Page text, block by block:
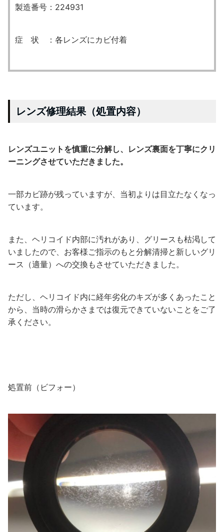
製造番号：224931
症 状 ：各レンズにカビ付着
レンズ修理結果（処置内容）
レンズユニットを慎重に分解し、レンズ裏面を丁寧にクリ
ーニングさせていただきました。
一部カビ跡が残っていますが、当初よりは目立たなくなっ
ています。
また、ヘリコイド内部に汚れがあり、グリースも枯渇して
いましたので、お客様ご指示のもと分解清掃と新しいグリ
ース（適量）への交換もさせていただきました。
ただし、ヘリコイド内に経年劣化のキズが多くあったこと
から、当時の滑らかさまでは復元できていないことをご了
承ください。
処置前（ビフォー）